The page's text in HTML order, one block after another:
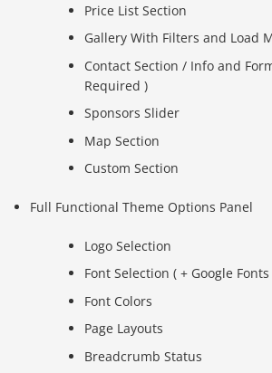
Price List Section
Gallery With Filters and Load
Contact Section / Info and
Required )
Sponsors Slider
Map Section
Custom Section
Full Functional Theme Options Panel
Logo Selection
Font Selection ( + Google Fonts
Font Colors
Page Layouts
Breadcrumb Status